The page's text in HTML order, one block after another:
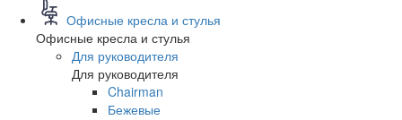
Офисные кресла и стулья
Офисные кресла и стулья
Для руководителя
Для руководителя
Chairman
Бежевые